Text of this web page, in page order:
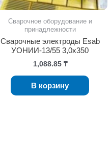
Сварочное оборудование и
принадлежности
Сварочные электроды Esab
УОНИИ-13/55 3,0х350
1,088.85 ₸
В корзину